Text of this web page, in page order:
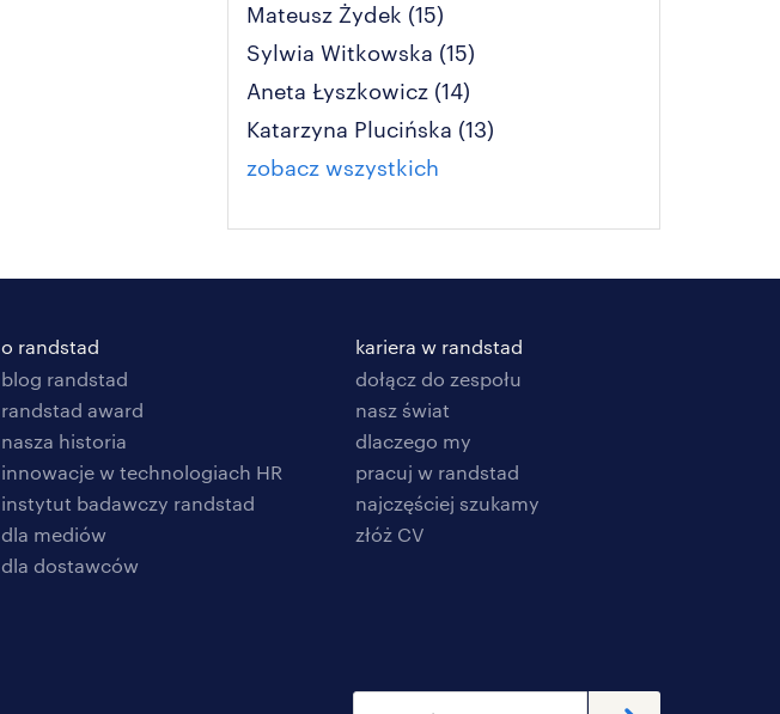
Mateusz Żydek (15)
Sylwia Witkowska (15)
Aneta Łyszkowicz (14)
Katarzyna Plucińska (13)
zobacz wszystkich
o randstad
blog randstad
randstad award
nasza historia
innowacje w technologiach HR
instytut badawczy randstad
dla mediów
dla dostawców
kariera w randstad
dołącz do zespołu
nasz świat
dlaczego my
pracuj w randstad
najczęściej szukamy
złóż CV